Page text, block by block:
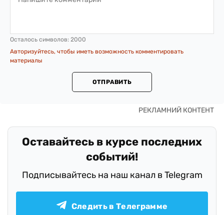
Осталось символов: 2000
Авторизуйтесь, чтобы иметь возможность комментировать
материалы
ОТПРАВИТЬ
Оставайтесь в курсе последних
событий!
Подписывайтесь на наш канал в Telegram
Следить в Телеграмме